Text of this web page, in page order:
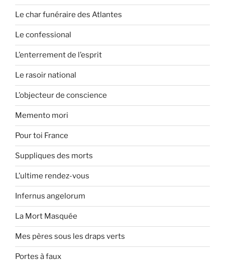
Le char funéraire des Atlantes
Le confessional
L’enterrement de l’esprit
Le rasoir national
L’objecteur de conscience
Memento mori
Pour toi France
Suppliques des morts
L’ultime rendez-vous
Infernus angelorum
La Mort Masquée
Mes pères sous les draps verts
Portes à faux